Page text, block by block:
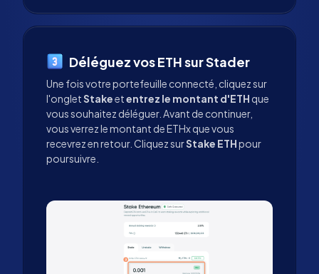
Déléguez vos ETH sur Stader
Une fois votre portefeuille connecté, cliquez sur
l'ongletStakeetentrez le montant d'ETH que
vous souhaitez déléguer. Avant de continuer,
vous verrez le montant de ETHx que vous
recevrez en retour. Cliquez surStake ETHpour
poursuivre.